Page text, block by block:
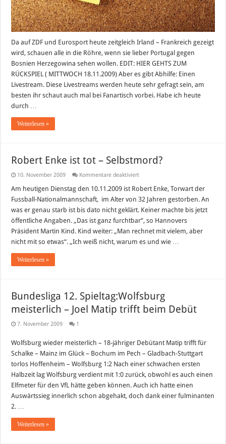
Da auf ZDF und Eurosport heute zeitgleich Irland – Frankreich gezeigt
wird, schauen alle in die Röhre, wenn sie lieber Portugal gegen
Bosnien Herzegowina sehen wollen. EDIT: HIER GEHTS ZUM
RÜCKSPIEL ( MITTWOCH 18.11.2009) Aber es gibt Abhilfe: Einen
Livestream. Diese Livestreams werden heute sehr gefragt sein, am
besten ihr schaut auch mal bei Fanartisch vorbei. Habe ich heute
durch …
Weiterlesen »
Robert Enke ist tot – Selbstmord?
10. November 2009 Kommentare deaktiviertfür
Enke
tot
–
Selbstmord?
Am heutigen Dienstag den 10.11.2009 ist Robert Enke, Torwart der
Fussball-Nationalmannschaft, im Alter von 32 Jahren gestorben. An
was er genau starb ist bis dato nicht geklärt. Keiner machte bis jetzt
öffentliche Angaben. „Das ist ganz furchtbar“, so Hannovers
Präsident Martin Kind. Kind weiter: „Man rechnet mit vielem, aber
nicht mit so etwas“. „Ich weiß nicht, warum es und wie …
Weiterlesen »
Bundesliga 12. Spieltag:Wolfsburg
meisterlich – Joel Matip trifft beim Debüt
7. November 2009 1
Wolfsburg wieder meisterlich – 18-jähriger Debütant Matip trifft für
Schalke – Mainz im Glück – Bochum im Pech – Gladbach-Stuttgart
torlos Hoffenheim – Wolfsburg 1:2 Nach einer schwachen ersten
Halbzeit lag Wolfsburg verdient mit 1:0 zurück, obwohl es auch einen
Elfmeter für den VfL hätte geben können. Auch ich hatte einen
Auswärtssieg innerlich schon abgehakt, doch dank einer fulminanten
2. …
Weiterlesen »